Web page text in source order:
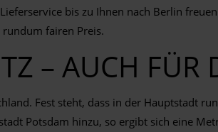
bis zu Ihnen nach Berlin
fairen Preis.
– AUCH FÜR
Fest steht, dass in der Hauptstadt
Potsdam hinzu, so ergibt sich eine